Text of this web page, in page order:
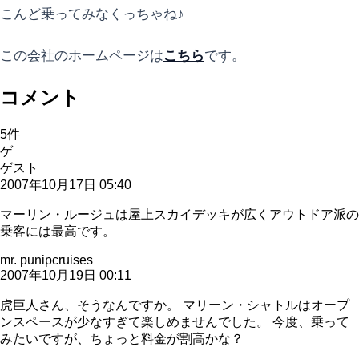
こんど乗ってみなくっちゃね♪
この会社のホームページはこちらです。
コメント
5件
ゲ
ゲスト
2007年10月17日 05:40
マーリン・ルージュは屋上スカイデッキが広くアウトドア派の
乗客には最高です。
mr. punipcruises
2007年10月19日 00:11
虎巨人さん、そうなんですか。 マリーン・シャトルはオープ
ンスペースが少なすぎて楽しめませんでした。 今度、乗って
みたいですが、ちょっと料金が割高かな？